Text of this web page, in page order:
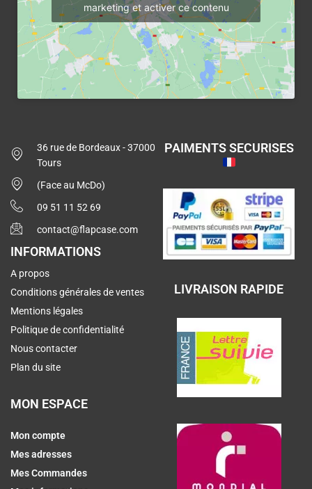
marketing et activer ce contenu
36 rue de Bordeaux - 37000
Tours
(Face au McDo)
09 51 11 52 69
contact@flapcase.com
INFORMATIONS
A propos
Conditions générales de ventes
Mentions légales
Politique de confidentialité
Nous contacter
Plan du site
MON ESPACE
Mon compte
Mes adresses
Mes Commandes
PAIMENTS SECURISES
LIVRAISON RAPIDE